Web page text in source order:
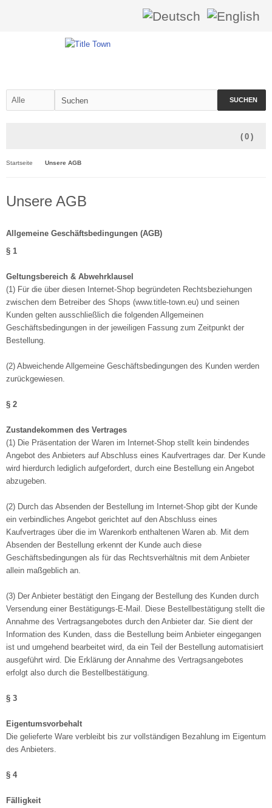
SUCHEN
( 0 )
Startseite Unsere AGB
Unsere AGB
Allgemeine Geschäftsbedingungen (AGB)
§ 1
Geltungsbereich & Abwehrklausel
(1) Für die über diesen Internet-Shop begründeten Rechtsbeziehungen
zwischen dem Betreiber des Shops (www.title-town.eu) und seinen
Kunden gelten ausschließlich die folgenden Allgemeinen
Geschäftsbedingungen in der jeweiligen Fassung zum Zeitpunkt der
Bestellung.
(2) Abweichende Allgemeine Geschäftsbedingungen des Kunden werden
zurückgewiesen.
§ 2
Zustandekommen des Vertrages
(1) Die Präsentation der Waren im Internet-Shop stellt kein bindendes
Angebot des Anbieters auf Abschluss eines Kaufvertrages dar. Der Kunde
wird hierdurch lediglich aufgefordert, durch eine Bestellung ein Angebot
abzugeben.
(2) Durch das Absenden der Bestellung im Internet-Shop gibt der Kunde
ein verbindliches Angebot gerichtet auf den Abschluss eines
Kaufvertrages über die im Warenkorb enthaltenen Waren ab. Mit dem
Absenden der Bestellung erkennt der Kunde auch diese
Geschäftsbedingungen als für das Rechtsverhältnis mit dem Anbieter
allein maßgeblich an.
(3) Der Anbieter bestätigt den Eingang der Bestellung des Kunden durch
Versendung einer Bestätigungs-E-Mail. Diese Bestellbestätigung stellt die
Annahme des Vertragsangebotes durch den Anbieter dar. Sie dient der
Information des Kunden, dass die Bestellung beim Anbieter eingegangen
ist und umgehend bearbeitet wird, da ein Teil der Bestellung automatisiert
ausgeführt wird. Die Erklärung der Annahme des Vertragsangebotes
erfolgt also durch die Bestellbestätigung.
§ 3
Eigentumsvorbehalt
Die gelieferte Ware verbleibt bis zur vollständigen Bezahlung im Eigentum
des Anbieters.
§ 4
Fälligkeit